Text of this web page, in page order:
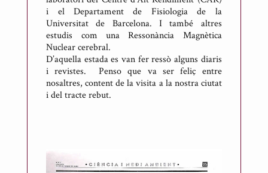
i el Departament de Fisiologia de la
Universitat de Barcelona. I també altres
estudis com una Ressonància Magnètica
Nuclear cerebral.
D’aquella estada es van fer ressò alguns diaris
i revistes. Penso que va ser feliç entre
nosaltres, content de la visita a la nostra ciutat
i del tracte rebut.